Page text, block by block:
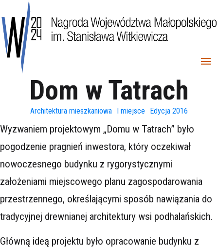
Dom w Tatrach
Architektura mieszkaniowa I miejsce Edycja 2016
Wyzwaniem projektowym „Domu w Tatrach” było
pogodzenie pragnień inwestora, który oczekiwał
nowoczesnego budynku z rygorystycznymi
założeniami miejscowego planu zagospodarowania
przestrzennego, określającymi sposób nawiązania do
tradycyjnej drewnianej architektury wsi podhalańskich.
Główną ideą projektu było opracowanie budynku z